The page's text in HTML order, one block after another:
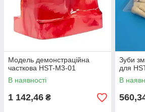
Модель демонстраційна
часткова HST-М3-01
В наявності
1 142,46 ₴
Зуби
для
В